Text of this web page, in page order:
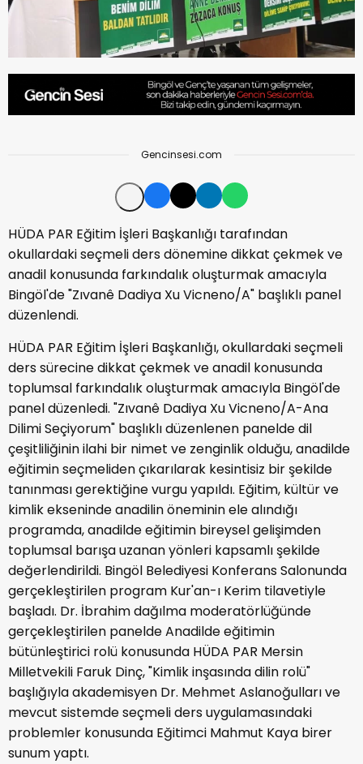
Gencinsesi.com
HÜDA PAR Eğitim İşleri Başkanlığı tarafından
okullardaki seçmeli ders dönemine dikkat çekmek ve
anadil konusunda farkındalık oluşturmak amacıyla
Bingöl'de "Zıvanê Dadiya Xu Vicneno/A" başlıklı panel
düzenlendi.
HÜDA PAR Eğitim İşleri Başkanlığı, okullardaki seçmeli
ders sürecine dikkat çekmek ve anadil konusunda
toplumsal farkındalık oluşturmak amacıyla Bingöl'de
panel düzenledi. "Zıvanê Dadiya Xu Vicneno/A-Ana
Dilimi Seçiyorum" başlıklı düzenlenen panelde dil
çeşitliliğinin ilahi bir nimet ve zenginlik olduğu, anadilde
eğitimin seçmeliden çıkarılarak kesintisiz bir şekilde
tanınması gerektiğine vurgu yapıldı. Eğitim, kültür ve
kimlik ekseninde anadilin öneminin ele alındığı
programda, anadilde eğitimin bireysel gelişimden
toplumsal barışa uzanan yönleri kapsamlı şekilde
değerlendirildi. Bingöl Belediyesi Konferans Salonunda
gerçekleştirilen program Kur'an-ı Kerim tilavetiyle
başladı. Dr. İbrahim dağılma moderatörlüğünde
gerçekleştirilen panelde Anadilde eğitimin
bütünleştirici rolü konusunda HÜDA PAR Mersin
Milletvekili Faruk Dinç, "Kimlik inşasında dilin rolü"
başlığıyla akademisyen Dr. Mehmet Aslanoğulları ve
mevcut sistemde seçmeli ders uygulamasındaki
problemler konusunda Eğitimci Mahmut Kaya birer
sunum yaptı.